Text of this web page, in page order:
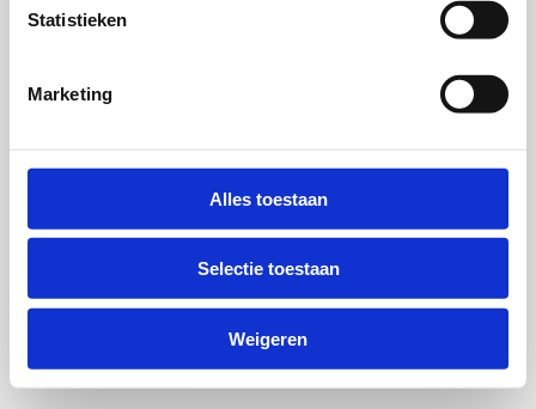
Statistieken
Marketing
Alles toestaan
Selectie toestaan
Weigeren